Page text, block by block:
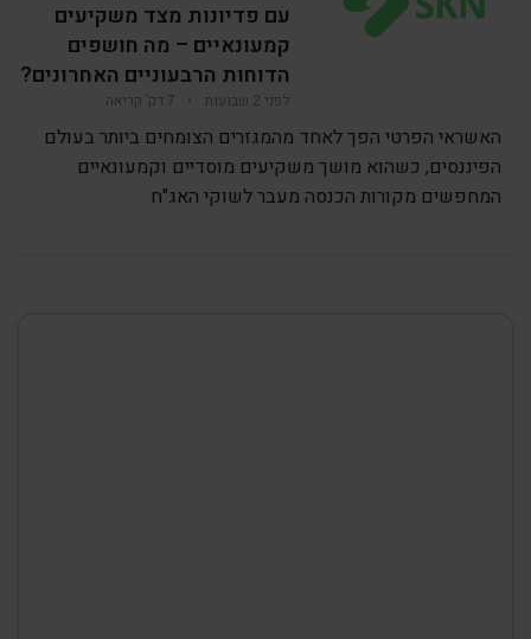
עם פדיונות מצד משקיעים
קמעונאיים – מה חושפים
הדוחות הרבעוניים האחרונים?
לפני 2 שבועות • 7 דק’ קריאה
האשראי הפרטי הפך לאחד מהמגזרים הצומחים ביותר בעולם
הפיננסים, כשהוא מושך משקיעים מוסדיים וקמעונאיים
המחפשים מקורות הכנסה מעבר לשוקי האג"ח